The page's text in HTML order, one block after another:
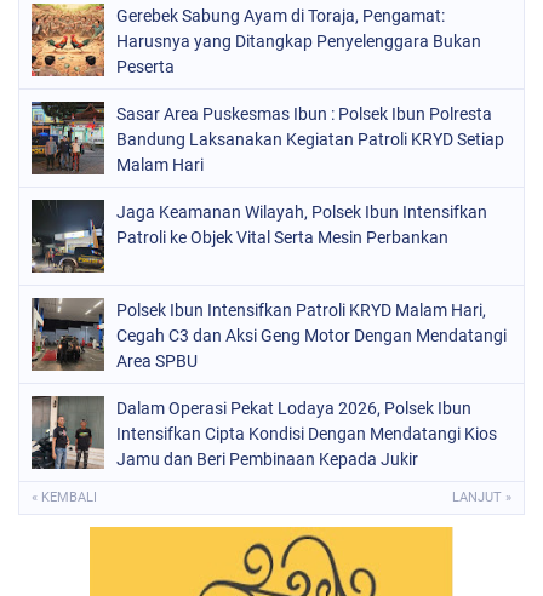
Gerebek Sabung Ayam di Toraja, Pengamat:
Harusnya yang Ditangkap Penyelenggara Bukan
Peserta
Sasar Area Puskesmas Ibun : Polsek Ibun Polresta
Bandung Laksanakan Kegiatan Patroli KRYD Setiap
Malam Hari
Jaga Keamanan Wilayah, Polsek Ibun Intensifkan
Patroli ke Objek Vital Serta Mesin Perbankan
Polsek Ibun Intensifkan Patroli KRYD Malam Hari,
Cegah C3 dan Aksi Geng Motor Dengan Mendatangi
Area SPBU
Dalam Operasi Pekat Lodaya 2026, Polsek Ibun
Intensifkan Cipta Kondisi Dengan Mendatangi Kios
Jamu dan Beri Pembinaan Kepada Jukir
« KEMBALI LANJUT »